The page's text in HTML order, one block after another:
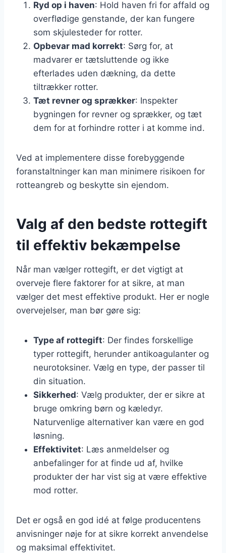
Ryd op i haven: Hold haven fri for affald og
overflødige genstande, der kan fungere
som skjulesteder for rotter.
Opbevar mad korrekt: Sørg for, at
madvarer er tætsluttende og ikke
efterlades uden dækning, da dette
tiltrækker rotter.
Tæt revner og sprækker: Inspekter
bygningen for revner og sprækker, og tæt
dem for at forhindre rotter i at komme ind.
Ved at implementere disse forebyggende
foranstaltninger kan man minimere risikoen for
rotteangreb og beskytte sin ejendom.
Valg af den bedste rottegift
til effektiv bekæmpelse
Når man vælger rottegift, er det vigtigt at
overveje flere faktorer for at sikre, at man
vælger det mest effektive produkt. Her er nogle
overvejelser, man bør gøre sig:
Type af rottegift: Der findes forskellige
typer rottegift, herunder antikoagulanter og
neurotoksiner. Vælg en type, der passer til
din situation.
Sikkerhed: Vælg produkter, der er sikre at
bruge omkring børn og kæledyr.
Naturvenlige alternativer kan være en god
løsning.
Effektivitet: Læs anmeldelser og
anbefalinger for at finde ud af, hvilke
produkter der har vist sig at være effektive
mod rotter.
Det er også en god idé at følge producentens
anvisninger nøje for at sikre korrekt anvendelse
og maksimal effektivitet.